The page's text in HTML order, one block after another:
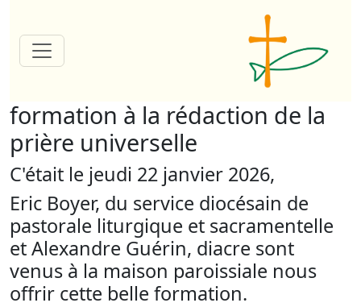
formation à la rédaction de la
prière universelle
C'était le jeudi 22 janvier 2026,
Eric Boyer, du service diocésain de
pastorale liturgique et sacramentelle
et Alexandre Guérin, diacre sont
venus à la maison paroissiale nous
offrir cette belle formation.